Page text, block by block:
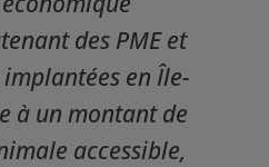
des PME et
en Île-
à un montant de
accessible,